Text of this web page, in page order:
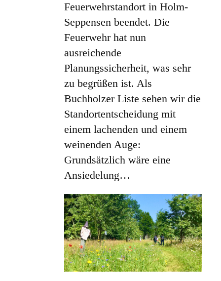
Feuerwehrstandort in Holm-
Seppensen beendet. Die
Feuerwehr hat nun
ausreichende
Planungssicherheit, was sehr
zu begrüßen ist. Als
Buchholzer Liste sehen wir die
Standortentscheidung mit
einem lachenden und einem
weinenden Auge:
Grundsätzlich wäre eine
Ansiedelung…